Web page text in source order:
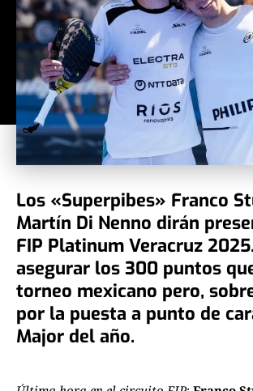
Los «Superpibes» Franco
Martín Di Nenno dirán
FIP Platinum Veracruz
asegurar los 300 puntos
torneo mexicano pero,
por la puesta a punto de
Major del año.